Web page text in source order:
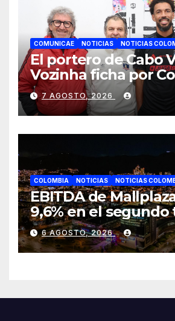
COMUNICAE NOTICIAS NOTICIAS
El portero de Cabo
Vozinha ficha por
JETOUR respalda su
etapa
7 AGOSTO, 2026
COLOMBIA NOTICIAS NOTICIAS
EBITDA de
9,6% en el
mientras avanza en
de crecimiento en
6 AGOSTO, 2026